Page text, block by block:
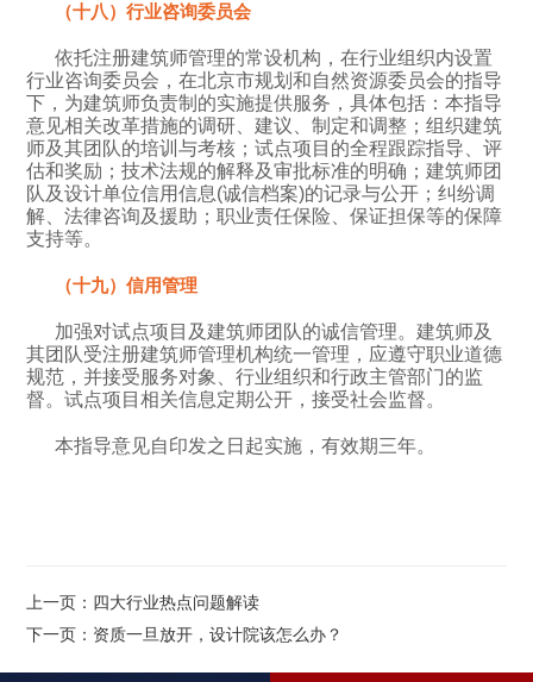
（十八）行业咨询委员会
依托注册建筑师管理的常设机构，在行业组织内设置
行业咨询委员会，在北京市规划和自然资源委员会的指导
下，为建筑师负责制的实施提供服务，具体包括：本指导
意见相关改革措施的调研、建议、制定和调整；组织建筑
师及其团队的培训与考核；试点项目的全程跟踪指导、评
估和奖励；技术法规的解释及审批标准的明确；建筑师团
队及设计单位信用信息(诚信档案)的记录与公开；纠纷调
解、法律咨询及援助；职业责任保险、保证担保等的保障
支持等。
（十九）信用管理
加强对试点项目及建筑师团队的诚信管理。建筑师及
其团队受注册建筑师管理机构统一管理，应遵守职业道德
规范，并接受服务对象、行业组织和行政主管部门的监
督。试点项目相关信息定期公开，接受社会监督。
本指导意见自印发之日起实施，有效期三年。
上一页：四大行业热点问题解读
下一页：资质一旦放开，设计院该怎么办？